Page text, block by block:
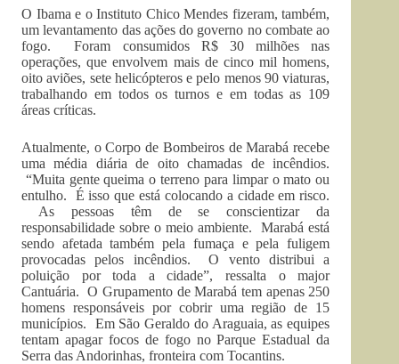
O Ibama e o Instituto Chico Mendes fizeram, também,
um levantamento das ações do governo no combate ao
fogo. Foram consumidos R$ 30 milhões nas
operações, que envolvem mais de cinco mil homens,
oito aviões, sete helicópteros e pelo menos 90 viaturas,
trabalhando em todos os turnos e em todas as 109
áreas críticas.
Atualmente, o Corpo de Bombeiros de Marabá recebe
uma média diária de oito chamadas de incêndios.
“Muita gente queima o terreno para limpar o mato ou
entulho. É isso que está colocando a cidade em risco.
As pessoas têm de se conscientizar da
responsabilidade sobre o meio ambiente. Marabá está
sendo afetada também pela fumaça e pela fuligem
provocadas pelos incêndios. O vento distribui a
poluição por toda a cidade”, ressalta o major
Cantuária. O Grupamento de Marabá tem apenas 250
homens responsáveis por cobrir uma região de 15
municípios. Em São Geraldo do Araguaia, as equipes
tentam apagar focos de fogo no Parque Estadual da
Serra das Andorinhas, fronteira com Tocantins.